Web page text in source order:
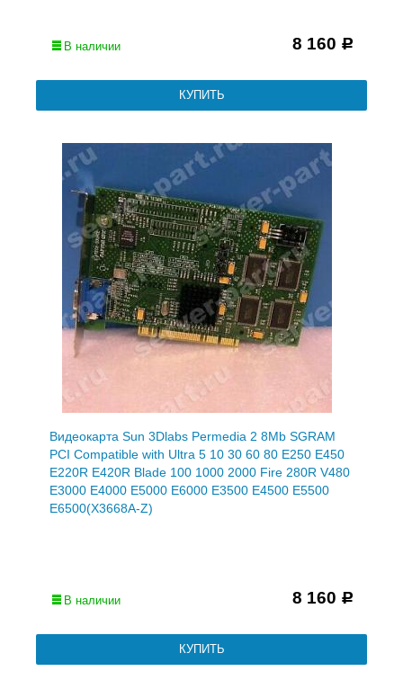
В наличии 8 160 Р
Видеокарта Sun 3Dlabs Permedia 2 8Mb SGRAM
PCI Compatible with Ultra 5 10 30 60 80 E250 E450
E220R E420R Blade 100 1000 2000 Fire 280R V480
E3000 E4000 E5000 E6000 E3500 E4500 E5500
E6500(X3668A-Z)
В наличии 8 160 Р